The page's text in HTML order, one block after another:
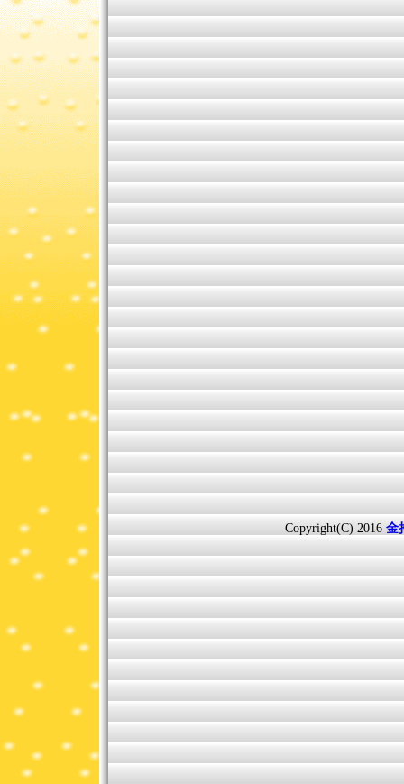
Copyright(C) 2016 金